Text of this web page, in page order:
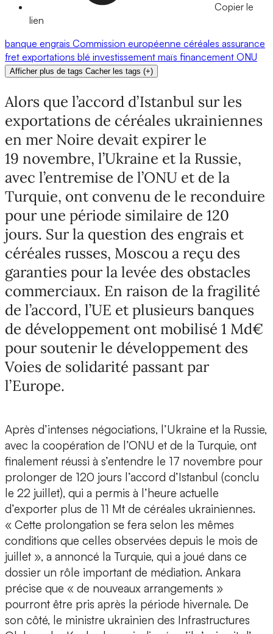
Copier le
lien
banque engrais Commission européenne céréales assurance
fret exportations blé investissement maïs financement ONU
Afficher plus de tags Cacher les tags (+)
Alors que l’accord d’Istanbul sur les
exportations de céréales ukrainiennes
en mer Noire devait expirer le
19 novembre, l’Ukraine et la Russie,
avec l’entremise de l’ONU et de la
Turquie, ont convenu de le reconduire
pour une période similaire de 120
jours. Sur la question des engrais et
céréales russes, Moscou a reçu des
garanties pour la levée des obstacles
commerciaux. En raison de la fragilité
de l’accord, l’UE et plusieurs banques
de développement ont mobilisé 1 Md€
pour soutenir le développement des
Voies de solidarité passant par
l’Europe.
Après d’intenses négociations, l’Ukraine et la Russie,
avec la coopération de l’ONU et de la Turquie, ont
finalement réussi à s’entendre le 17 novembre pour
prolonger de 120 jours l’accord d’Istanbul (conclu
le 22 juillet), qui a permis à l’heure actuelle
d’exporter plus de 11 Mt de céréales ukrainiennes.
« Cette prolongation se fera selon les mêmes
conditions que celles observées depuis le mois de
juillet », a annoncé la Turquie, qui a joué dans ce
dossier un rôle important de médiation. Ankara
précise que « de nouveaux arrangements »
pourront être pris après la période hivernale. De
son côté, le ministre ukrainien des Infrastructures